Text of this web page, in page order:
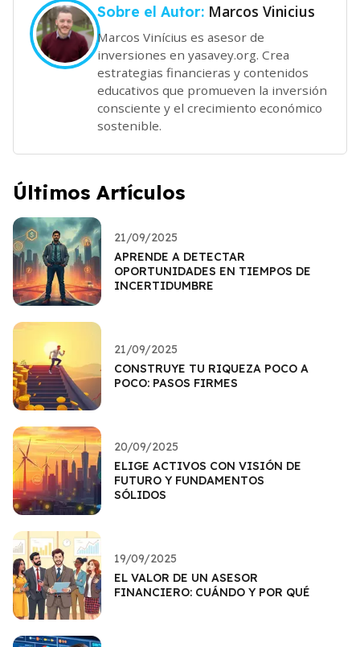
Sobre el Autor: Marcos Vinicius
Marcos Vinícius es asesor de
inversiones en yasavey.org. Crea
estrategias financieras y contenidos
educativos que promueven la inversión
consciente y el crecimiento económico
sostenible.
Últimos Artículos
21/09/2025
APRENDE A DETECTAR
OPORTUNIDADES EN TIEMPOS DE
INCERTIDUMBRE
21/09/2025
CONSTRUYE TU RIQUEZA POCO A
POCO: PASOS FIRMES
20/09/2025
ELIGE ACTIVOS CON VISIÓN DE
FUTURO Y FUNDAMENTOS
SÓLIDOS
19/09/2025
EL VALOR DE UN ASESOR
FINANCIERO: CUÁNDO Y POR QUÉ